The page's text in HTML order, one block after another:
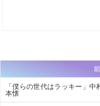
「僕らの世代はラッキー」
本懐